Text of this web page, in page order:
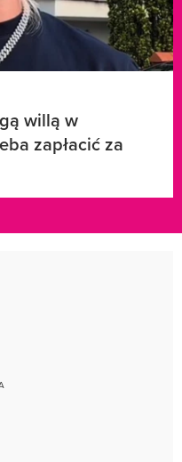
willą w
zapłacić za